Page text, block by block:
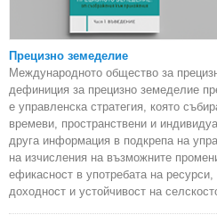
Прецизно земеделие
Международното общество за
дефиниция за прецизно земеделие
е управленска стратегия, която
времеви, пространствени и
друга информация в подкрепа на
на изчисления на възможните
ефикасност в употребата на ресурси,
доходност и устойчивост на